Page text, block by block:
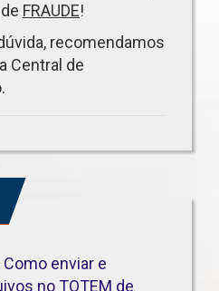
FRAUDE!
recomendamos
Central de
enviar e
no TOTEM de